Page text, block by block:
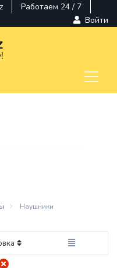
Работаем 24 / 7
Войти
Наушники